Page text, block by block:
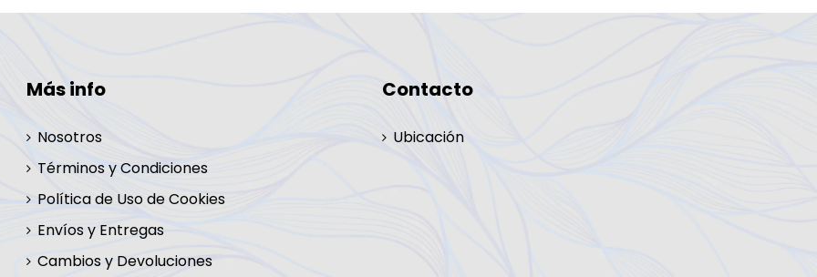
Más info
Nosotros
Términos y Condiciones
Política de Uso de Cookies
Envíos y Entregas
Cambios y Devoluciones
Contacto
Ubicación